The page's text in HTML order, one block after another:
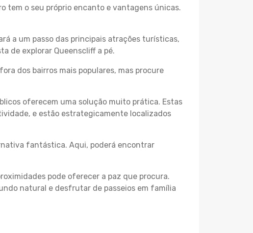
tem o seu próprio encanto e vantagens únicas.
a um passo das principais atrações turísticas,
de explorar Queenscliff a pé.
dos bairros mais populares, mas procure
oferecem uma solução muito prática. Estas
e estão estrategicamente localizados
fantástica. Aqui, poderá encontrar
pode oferecer a paz que procura.
natural e desfrutar de passeios em família